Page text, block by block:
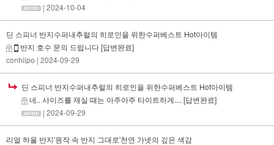
| 2024-10-04
딘 스피너 반지수퍼내추럴의 히로인을 위한수퍼베스트 Hot아이템
반지 호수 문의 드립니다[답변완료]
conhilpo | 2024-09-29
딘 스피너 반지수퍼내추럴의 히로인을 위한수퍼베스트 Hot아이템
네.. 사이즈를 재실 때는 아주아주 타이트하게.... [답변완료]
| 2024-09-29
리얼 하울 반지'원작 속 반지 그대로'천연 가넷의 깊은 색감